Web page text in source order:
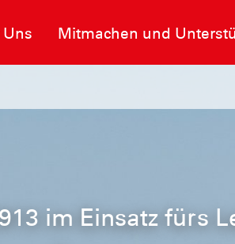
Mitmachen und
im Einsatz fürs